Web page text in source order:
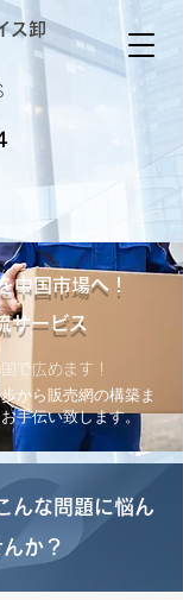
ス卸
国市場へ！
サービス
で広めます！
から販売網の構築ま
手伝い致します。
んな問題に悩ん
か？